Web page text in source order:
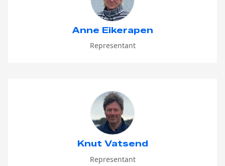
Anne Eikerapen
Representant
Knut Vatsend
Representant